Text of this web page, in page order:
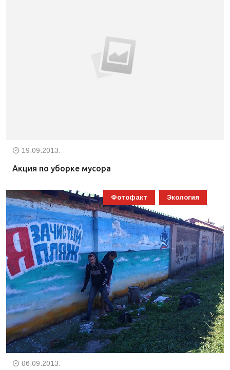
19.09.2013.
Акция по уборке мусора
Фотофакт Экология
06.09.2013.